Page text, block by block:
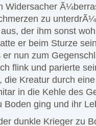
Widersacher
zu
der ihm sonst
er beim Sturze
nun zum
flink und parierte
die Kreatur durch
in die Kehle des
Boden ging und ihr
dunkle Krieger zu